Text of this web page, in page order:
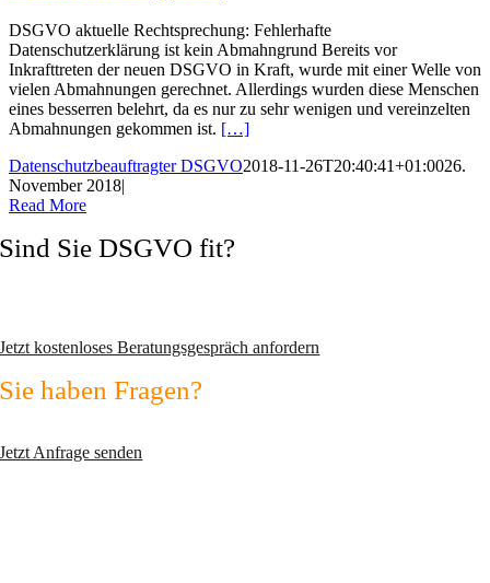
DSGVO aktuelle Rechtsprechung: Fehlerhafte
Datenschutzerklärung ist kein Abmahngrund Bereits vor
Inkrafttreten der neuen DSGVO in Kraft, wurde mit einer Welle von
vielen Abmahnungen gerechnet. Allerdings wurden diese Menschen
eines besserren belehrt, da es nur zu sehr wenigen und vereinzelten
Abmahnungen gekommen ist. […]
Datenschutzbeauftragter DSGVO2018-11-26T20:40:41+01:0026.
November 2018|
Read More
Sind Sie DSGVO fit?
Jetzt kostenloses Beratungsgespräch anfordern
Sie haben Fragen?
Jetzt Anfrage senden